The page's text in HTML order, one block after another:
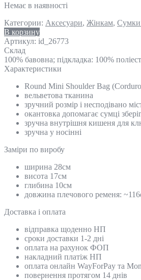
Немає в наявності
Категории: Аксесуари, Жінкам, Сумки
В корзину
Артикул: id_26773
Склад
100% бавовна; підкладка: 100%
Характеристики
Round Mini Shoulder Bag
вельветова тканина
зручний розмір і несподівано
окантовка допомагає сумці
зручна внутрішня кишеня для
зручна у носінні
Замiри по виробу
ширина 28см
висота 17см
глибина 10см
довжина плечового ременя:
Доставка і оплата
відправка щоденно НП
сроки доставки 1-2 дні
оплата на рахунок ФОП
накладний платіж НП
оплата онлайн WayForPay та
повернення протягом 14 днів